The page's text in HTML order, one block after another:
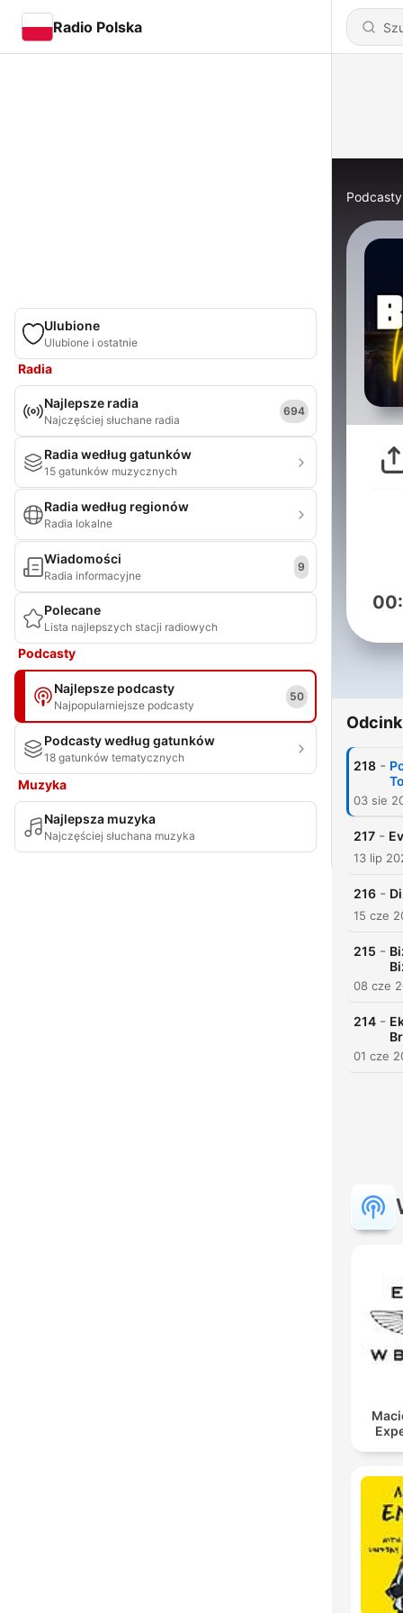
Radio Polska
Ulubione
Ulubione i ostatnie
Radia
Najlepsze radia
Najczęściej słuchane radia
694
Radia według gatunków
15 gatunków muzycznych
Radia według regionów
Radia lokalne
Wiadomości
Radia informacyjne
9
Polecane
Lista najlepszych stacji radiowych
Podcasty
Najlepsze podcasty
Najpopularniejsze podcasty
50
Podcasty według gatunków
18 gatunków tematycznych
Muzyka
Najlepsza muzyka
Najczęściej słuchana muzyka
Podcasty
218 -
03 sie
217 -
13 lip
216 -
15 cze
215 -
08 cze
214 -
01 cze